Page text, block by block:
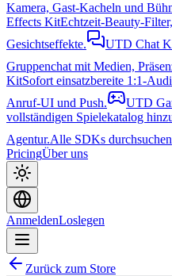
Kamera, Gast-Kacheln und
Effects KitEchtzeit-Beauty-
Gesichtseffekte.
UTD Chat
Gruppenchat mit Medien,
KitSofort einsatzbereite 1:1-
Anruf-UI und Push.
UTD
vollständigen Spielekatalog
Agentur.Alle SDKs durchsuchen
PricingÜber uns
AnmeldenLoslegen
Zurück zum Store